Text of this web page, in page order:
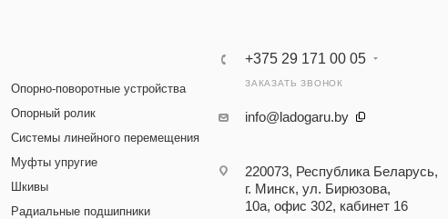
Опорно-поворотные устройства
Опорный ролик
Системы линейного перемещения
Муфты упругие
Шкивы
Радиальные подшипники
+375 29 171 00 05
ЗАКАЗАТЬ ЗВОНОК
info@ladogaru.by
220073, Республика Беларусь,
г. Минск, ул. Бирюзова,
10а, офис 302, кабинет 16